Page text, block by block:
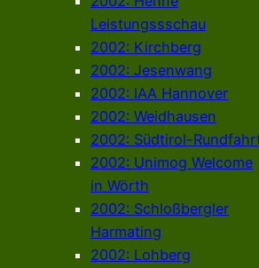
Leistungssschau
2002: Kirchberg
2002: Jesenwang
2002: IAA Hannover
2002: Weidhausen
2002: Südtirol-
2002: Unimog Welcome
in Wörth
2002: Schloßbergler
Harmating
2002: Lohberg